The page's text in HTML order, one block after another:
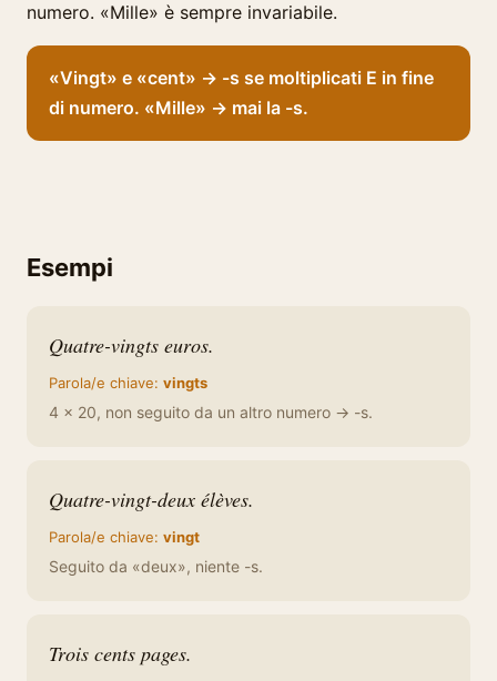
numero. «Mille» è sempre invariabile.
«Vingt» e «cent» → -s se moltiplicati E in fine
di numero. «Mille» → mai la -s.
Esempi
Quatre-vingts euros.
Parola/e chiave: vingts
4 × 20, non seguito da un altro numero → -s.
Quatre-vingt-deux élèves.
Parola/e chiave: vingt
Seguito da «deux», niente -s.
Trois cents pages.